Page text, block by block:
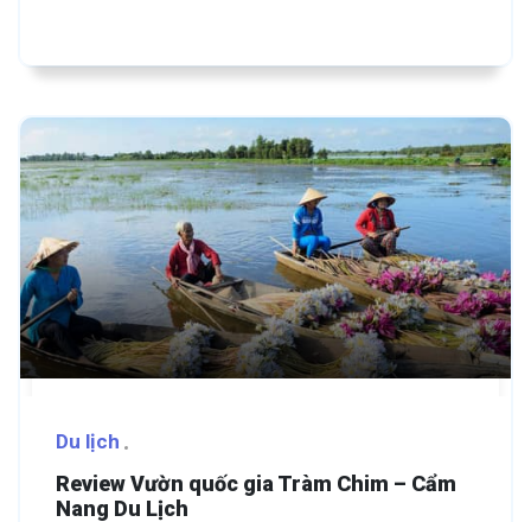
Du lịch
Review Vườn quốc gia Tràm Chim – Cẩm
Nang Du Lịch